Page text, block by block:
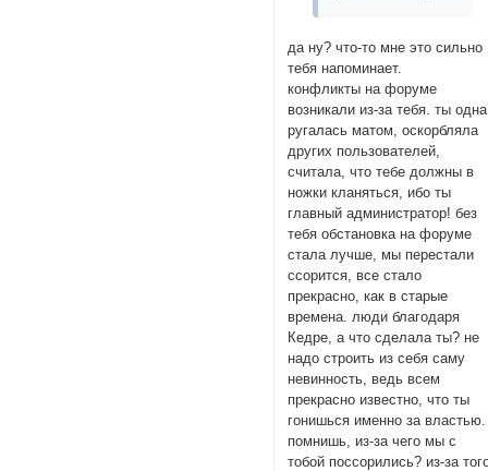
да ну? что-то мне это сильно
тебя напоминает.
конфликты на форуме
возникали из-за тебя. ты одна
ругалась матом, оскорбляла
других пользователей,
считала, что тебе должны в
ножки кланяться, ибо ты
главный администратор! без
тебя обстановка на форуме
стала лучше, мы перестали
ссорится, все стало
прекрасно, как в старые
времена. люди благодаря
Кедре, а что сделала ты? не
надо строить из себя саму
невинность, ведь всем
прекрасно известно, что ты
гонишься именно за властью.
помнишь, из-за чего мы с
тобой поссорились? из-за